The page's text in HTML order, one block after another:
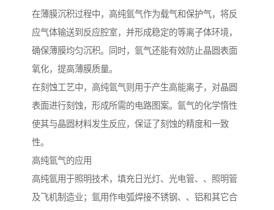
在薄膜沉积过程中，高纯氩气作为载气和保护气，将反
应气体输送到反应腔室，并形成稳定的等离子体环境，
确保薄膜均匀沉积。同时，氩气还能有效防止晶圆表面
氧化，提高薄膜质量。
在刻蚀工艺中，高纯氩气则用于产生高能离子，对晶圆
表面进行刻蚀，形成所需的电路图案。氩气的化学惰性
使其与晶圆材料发生反应，保证了刻蚀的精度和一致
性。
高纯氩气的应用
高纯氩用于照明技术，填充日光灯、光电管、、照明管
及飞机制造业；氩用作电弧焊接不锈钢、、铝和其它合